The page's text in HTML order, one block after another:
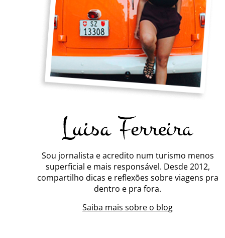
Sou jornalista e acredito num turismo menos
superficial e mais responsável. Desde 2012,
compartilho dicas e reflexões sobre viagens pra
dentro e pra fora.
Saiba mais sobre o blog